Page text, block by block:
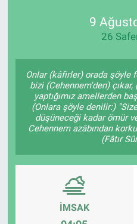
9
26
Onlar (kâfirler) orada şöyle
bizi (Cehennem'den)
yaptığımız amellerden
(Onlara şöyle denilir:)
düşüneceği kadar ömür
Cehennem azâbından
(Fâtır
İMSAK
SAĞLIK
YAŞAM
ASAYİŞ
MAGAZİN